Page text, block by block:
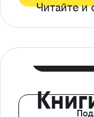
Читайте и